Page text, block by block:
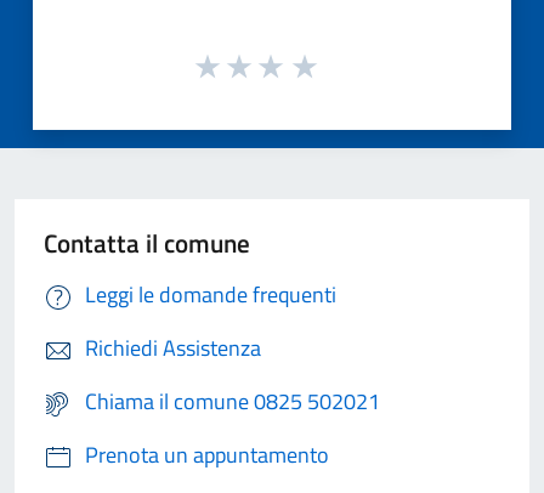
Contatta il comune
Leggi le domande frequenti
Richiedi Assistenza
Chiama il comune 0825 502021
Prenota un appuntamento